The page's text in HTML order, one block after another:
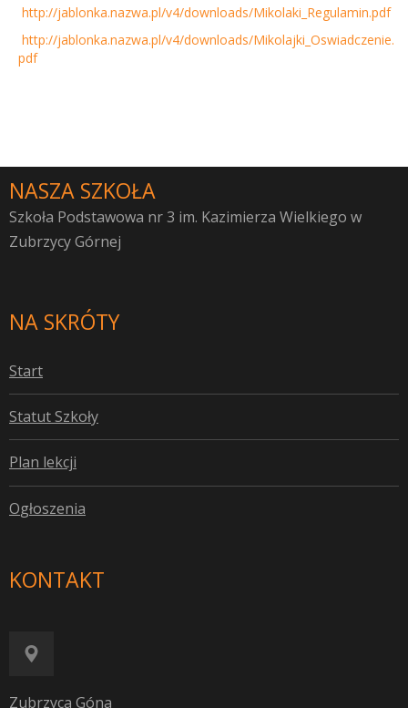
http://jablonka.nazwa.pl/v4/downloads/Mikolaki_Regulamin.pdf
http://jablonka.nazwa.pl/v4/downloads/Mikolajki_Oswiadczenie.
pdf
NASZA SZKOŁA
Szkoła Podstawowa nr 3 im. Kazimierza Wielkiego w
Zubrzycy Górnej
NA SKRÓTY
Start
Statut Szkoły
Plan lekcji
Ogłoszenia
KONTAKT
Zubrzyca Góna